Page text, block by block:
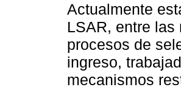
Actualmente
LSAR, entre
procesos de
ingreso,
mecanismos